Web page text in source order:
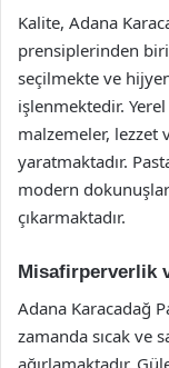
Kalite, Adana
prensiplerinden
seçilmekte ve
işlenmektedir.
malzemeler, lezzet
yaratmaktadır.
modern
çıkarmaktadır.
Misafirperverlik
Adana Karacadağ
zamanda sıcak ve
ağırlamaktadır.